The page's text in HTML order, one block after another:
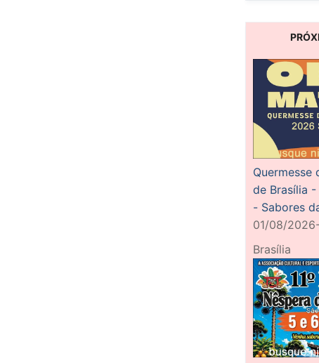
Quermesse
de Brasília
- Sabores
01/08/
Brasília